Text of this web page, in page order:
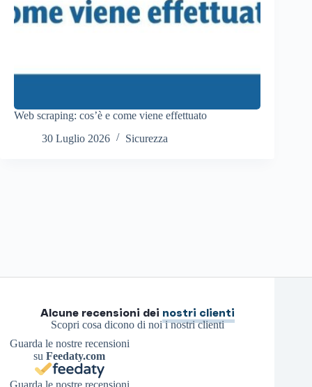
Web scraping: cos’è e come viene effettuato
30 Luglio 2026
Sicurezza
Alcune recensioni dei nostri clienti
Scopri cosa dicono di noi i nostri clienti
Guarda le nostre recensioni
suFeedaty.com